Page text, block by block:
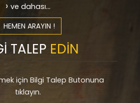
ve dahası...
HEMEN ARAYIN !
TALEP EDİN
için Bilgi Talep Butonuna
tıklayın.